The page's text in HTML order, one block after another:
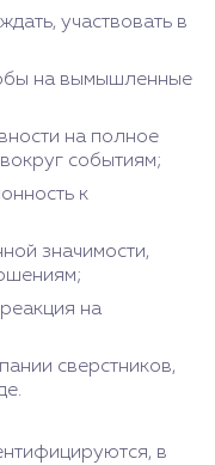
участвовать в
на вымышленные
на полное
событиям;
к
значимости,
на
сверстников,
в